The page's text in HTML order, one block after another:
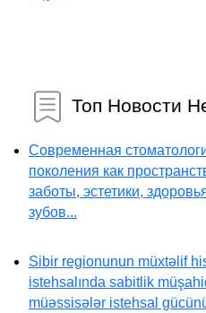
Топ Новости
Современная
поколения как
заботы, эстетики,
зубов...
Sibir regionunun müxtəlif
istehsalında sabitlik
müəssisələr istehsal